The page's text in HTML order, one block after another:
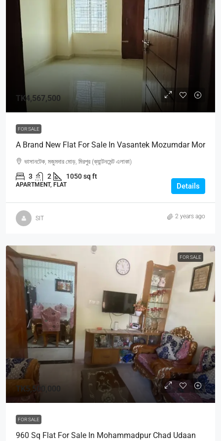
TK4,567,500
FOR SALE
A Brand New Flat For Sale In Vasantek Mozumdar Mor
ভাসানটেক, মজুমদার মোড়, মিরপুর (ক্যান্টনমেন্ট এলাকা)
3 2 1050 sq ft
APARTMENT, FLAT Details
SIT 2 years ago
FOR SALE
TK5,500,000
FOR SALE
960 Sq Flat For Sale In Mohammadpur Chad Udaan